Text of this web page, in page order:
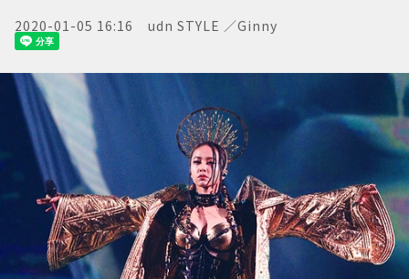
2020-01-05 16:16 udn STYLE ／Ginny